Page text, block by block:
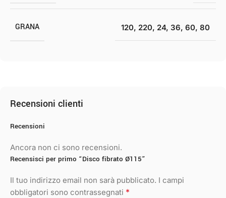
GRANA 120, 220, 24, 36, 60, 80
Recensioni clienti
Recensioni
Ancora non ci sono recensioni.
Recensisci per primo “Disco fibrato Ø115”
Il tuo indirizzo email non sarà pubblicato. I campi
obbligatori sono contrassegnati *